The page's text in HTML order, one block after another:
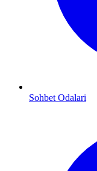
Sohbet Odalari